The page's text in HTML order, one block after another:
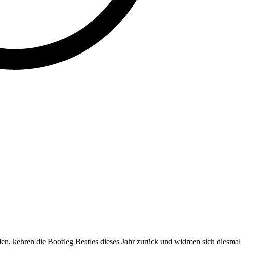
kehren die Bootleg Beatles dieses Jahr zurück und widmen sich diesmal